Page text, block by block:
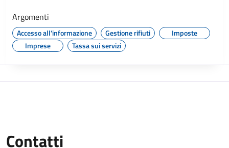
Argomenti
Accesso all'informazione Gestione rifiuti
Imposte
Imprese
Tassa sui servizi
Contatti